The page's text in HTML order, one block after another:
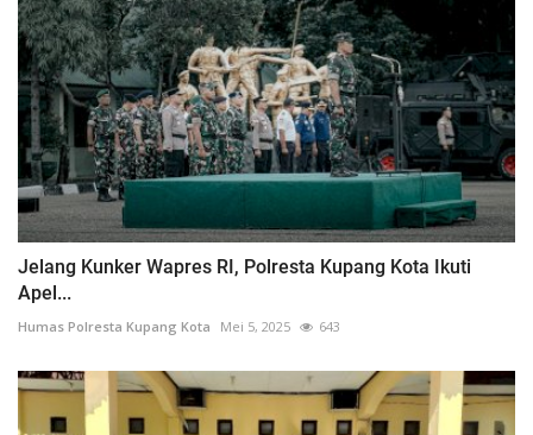
Jelang Kunker Wapres RI, Polresta Kupang Kota Ikuti
Apel...
Humas Polresta Kupang Kota Mei 5, 2025 643